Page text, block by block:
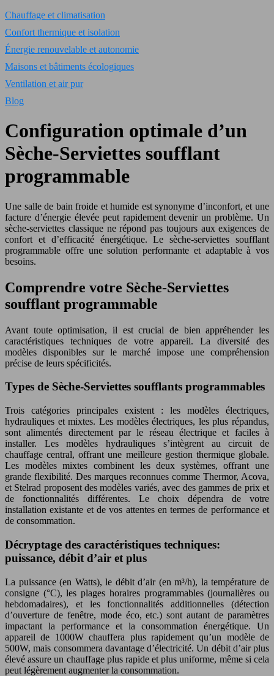
Chauffage et climatisation
Confort thermique et isolation
Énergie renouvelable et autonomie
Maisons et bâtiments écologiques
Ventilation et air pur
Blog
Configuration optimale d’un
Sèche-Serviettes soufflant
programmable
Une salle de bain froide et humide est synonyme d’inconfort, et une
facture d’énergie élevée peut rapidement devenir un problème. Un
sèche-serviettes classique ne répond pas toujours aux exigences de
confort et d’efficacité énergétique. Le sèche-serviettes soufflant
programmable offre une solution performante et adaptable à vos
besoins.
Comprendre votre Sèche-Serviettes
soufflant programmable
Avant toute optimisation, il est crucial de bien appréhender les
caractéristiques techniques de votre appareil. La diversité des
modèles disponibles sur le marché impose une compréhension
précise de leurs spécificités.
Types de Sèche-Serviettes soufflants programmables
Trois catégories principales existent : les modèles électriques,
hydrauliques et mixtes. Les modèles électriques, les plus répandus,
sont alimentés directement par le réseau électrique et faciles à
installer. Les modèles hydrauliques s’intègrent au circuit de
chauffage central, offrant une meilleure gestion thermique globale.
Les modèles mixtes combinent les deux systèmes, offrant une
grande flexibilité. Des marques reconnues comme Thermor, Acova,
et Stelrad proposent des modèles variés, avec des gammes de prix et
de fonctionnalités différentes. Le choix dépendra de votre
installation existante et de vos attentes en termes de performance et
de consommation.
Décryptage des caractéristiques techniques:
puissance, débit d’air et plus
La puissance (en Watts), le débit d’air (en m³/h), la température de
consigne (°C), les plages horaires programmables (journalières ou
hebdomadaires), et les fonctionnalités additionnelles (détection
d’ouverture de fenêtre, mode éco, etc.) sont autant de paramètres
impactant la performance et la consommation énergétique. Un
appareil de 1000W chauffera plus rapidement qu’un modèle de
500W, mais consommera davantage d’électricité. Un débit d’air plus
élevé assure un chauffage plus rapide et plus uniforme, même si cela
peut légèrement augmenter la consommation.